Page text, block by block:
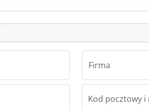
Firma
Kod pocztowy i